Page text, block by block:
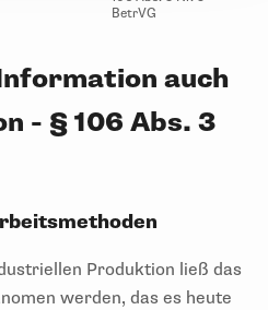
BetrVG
auch
- § 106 Abs. 3
Produktion ließ das
werden, das es heute